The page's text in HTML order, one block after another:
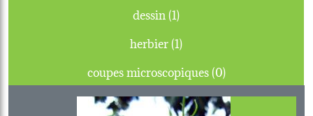
dessin (1)
herbier (1)
coupes microscopiques (0)